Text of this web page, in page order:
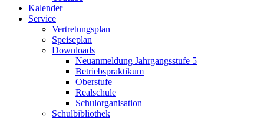
Kalender
Service
Vertretungsplan
Speiseplan
Downloads
Neuanmeldung Jahrgangsstufe 5
Betriebspraktikum
Oberstufe
Realschule
Schulorganisation
Schulbibliothek